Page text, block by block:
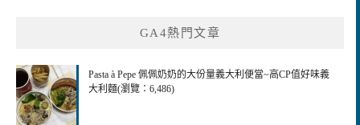
GA4熱門文章
Pasta à Pepe 佩佩奶奶的大份量義大利便當~高CP值好味義
大利麵(瀏覽：6,486)